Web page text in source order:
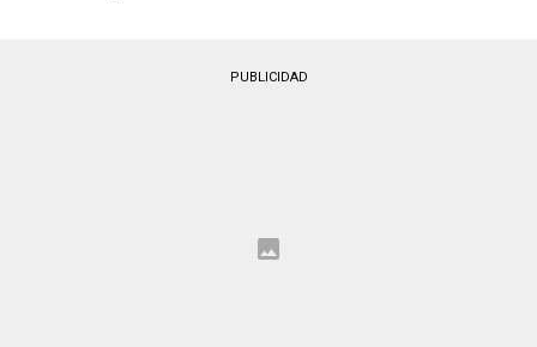
PUBLICIDAD